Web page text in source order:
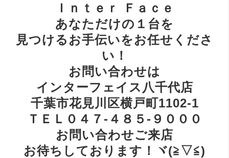
Ｉｎｔｅｒ Ｆａｃｅ
あなただけの１台を
見つけるお手伝いをお任せくださ
い！
お問い合わせは
インターフェイス八千代店
千葉市花見川区横戸町1102-1
ＴＥＬ０４７-４８５-９０００
お問い合わせご来店
お待ちしております！ヾ(≧▽≦)